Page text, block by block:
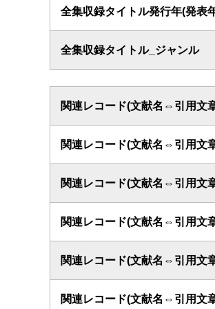
全集収録タイトル発行年(発表
全集収録タイトル_ジャンル
関連レコード(文献名⇔引用文
関連レコード(文献名⇔引用文
関連レコード(文献名⇔引用文
関連レコード(文献名⇔引用文
関連レコード(文献名⇔引用文
関連レコード(文献名⇔引用文